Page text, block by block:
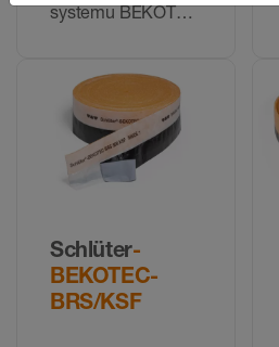
systemu BEKOTEC
jastrychów
cementowych
Schlüter-
BEKOTEC-
BRS/KSF